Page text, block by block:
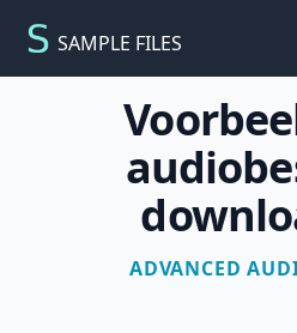
SAMPLE FILES
ADVANCED